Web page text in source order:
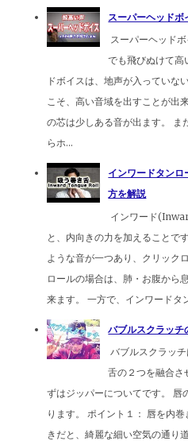
スーパーヘッド
スーパーヘッド
でも飛びぬけて高
ドボイスは、地声が入っていな
こそ、高い音域を出すことが出
の芯は少しある音が出ます。 ま
らホ...
インワードタン
方を解説
インワード
と、内向きの力を加えることで
ような音が一つあり、クリック
ロールの場合は、肺・お腹から
来ます。 一方で、インワードタ
バブルスクラッチ
バブルスクラッ
舌の２つを融合さ
ずはジッパーについてです。 唇
ります。 ポイント１： 唇を内
きだと、綺麗な細い空気の通り